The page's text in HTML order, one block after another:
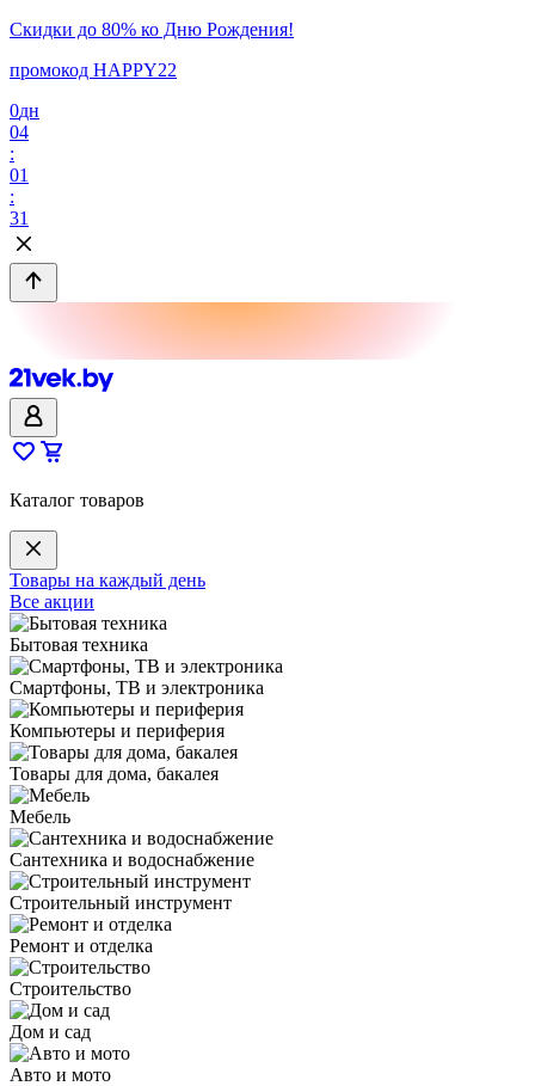
Скидки до 80% ко Дню Рождения!
промокод HAPPY22
0дн
04
:
01
:
31
Каталог товаров
Товары на каждый день
Все акции
Бытовая техника
Смартфоны, ТВ и электроника
Компьютеры и периферия
Товары для дома, бакалея
Мебель
Сантехника и водоснабжение
Строительный инструмент
Ремонт и отделка
Строительство
Дом и сад
Авто и мото